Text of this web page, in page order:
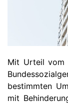
Mit Urteil vom
bestimmten
mit